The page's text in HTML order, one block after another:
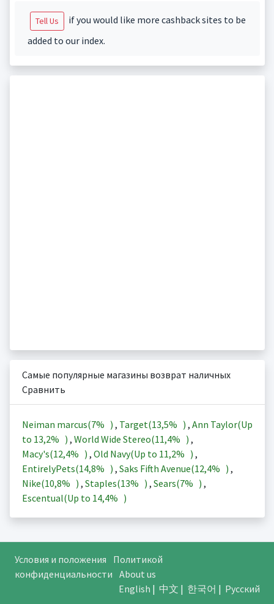
Tell Us
if you would like more cashback sites to be
added to our index.
Самые популярные магазины возврат наличных
Сравнить
Neiman marcus(7% ) , Target(13,5% ) , Ann Taylor(Up
to 13,2% ) , World Wide Stereo(11,4% ) ,
Macy's(12,4% ) , Old Navy(Up to 11,2% ) ,
EntirelyPets(14,8% ) , Saks Fifth Avenue(12,4% ) ,
Nike(10,8% ) , Staples(13% ) , Sears(7% ) ,
Escentual(Up to 14,4% )
Условия и положения
Политикой
конфиденциальности About us
English | 中文 | 한국어 | Русский